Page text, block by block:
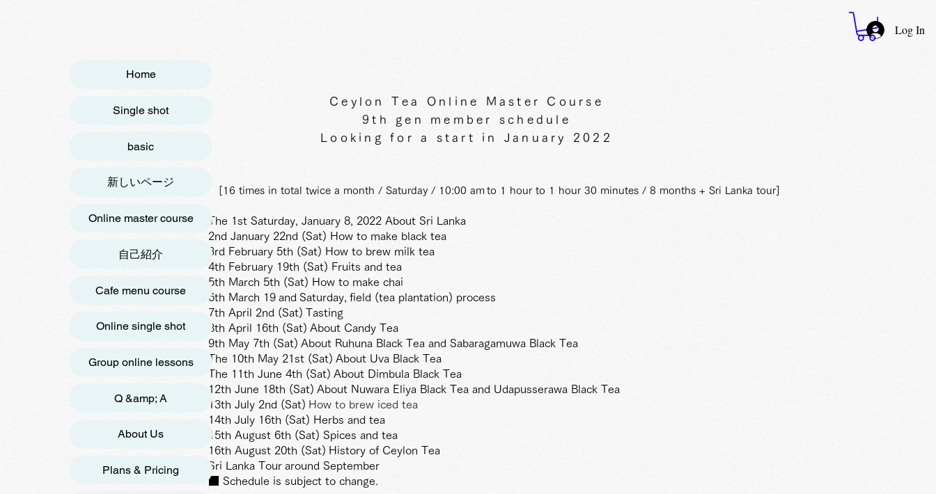
Log In
Ceylon Tea Online Master Course
9th gen member schedule
Looking for a start in January 2022
[16 times in total twice a month / Saturday / 10:00 am to 1 hour to 1 hour 30 minutes / 8 months + Sri Lanka tour]
The 1st Saturday, January 8, 2022 About Sri Lanka
2nd January 22nd (Sat) How to make black tea
3rd February 5th (Sat) How to brew milk tea
4th February 19th (Sat) Fruits and tea
5th March 5th (Sat) How to make chai
6th March 19 and Saturday, field (tea plantation) process
7th April 2nd (Sat) Tasting
8th April 16th (Sat) About Candy Tea
9th May 7th (Sat) About Ruhuna Black Tea and Sabaragamuwa Black Tea
The 10th May 21st (Sat) About Uva Black Tea
The 11th June 4th (Sat) About Dimbula Black Tea
12th June 18th (Sat) About Nuwara Eliya Black Tea and Udapusserawa Black Tea
13th July 2nd (Sat) How to brew iced tea
14th July 16th (Sat) Herbs and tea
15th August 6th (Sat) Spices and tea
16th August 20th (Sat) History of Ceylon Tea
Sri Lanka Tour around September
■ Schedule is subject to change.
Home
Single shot
basic
新しいページ
Online master course
自己紹介
Cafe menu course
Online single shot
Group online lessons
Q &amp; A
About Us
Plans & Pricing